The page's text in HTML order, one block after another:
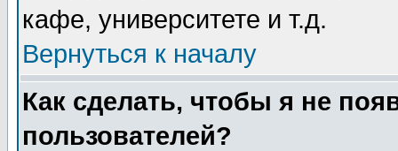
кафе, университете и т.д.
Вернуться к началу
Как сделать, чтобы я не
пользователей?